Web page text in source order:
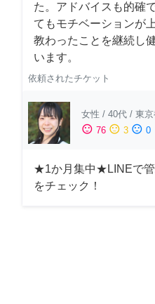
た。アドバイスも的確
てもモチベーションが
教わったことを継続し
います。
依頼されたチケット
女性 / 40代 / 東
sentiment_satisfied 76 sentiment_neutral 3 sentiment_dissatisfied 0
★1か月集中★LINEで管
をチェック！